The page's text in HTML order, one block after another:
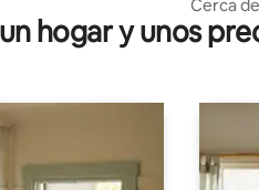
Cerca
campo
hogar y unos